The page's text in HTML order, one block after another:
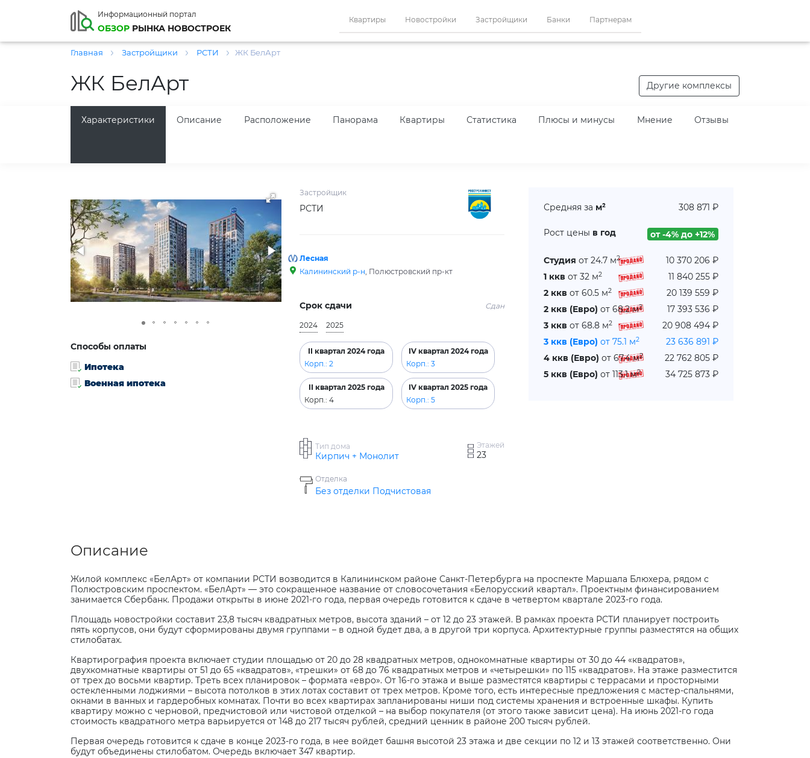
Информационный портал
ОБЗОР РЫНКА НОВОСТРОЕК
Квартиры Новостройки Застройщики Банки Партнерам
Главная Застройщики РСТИ ЖК БелАрт
ЖК БелАрт Другие комплексы
Характеристики Описание Расположение Панорама Квартиры Статистика Плюсы и минусы Мнение Отзывы
Способы оплаты
Ипотека
Военная ипотека
Застройщик
РСТИ
Лесная
Калининский р-н, Полюстровский пр-кт
Срок сдачи Сдан
2024 2025
II квартал 2024 года
Корп.: 2
IV квартал 2024 года
Корп.: 3
II квартал 2025 года
Корп.: 4
IV квартал 2025 года
Корп.: 5
Тип дома
Кирпич + Монолит
Этажей
23
Отделка
Без отделки Подчистовая
Средняя за м² 308 871 ₽
Рост цены в год от -4% до +12%
Студия от 24.7 м2
10 370 206 ₽
1 ккв от 32 м2
11 840 255 ₽
2 ккв от 60.5 м2
20 139 559 ₽
2 ккв (Евро) от 68.2 м2
17 393 536 ₽
3 ккв от 68.8 м2
20 908 494 ₽
3 ккв (Евро) от 75.1 м2
23 636 891 ₽
4 ккв (Евро) от 67.4 м2
22 762 805 ₽
5 ккв (Евро) от 113.1 м2 34 725 873 ₽
Описание
Жилой комплекс «БелАрт» от компании РСТИ возводится в Калининском районе Санкт-Петербурга на проспекте Маршала Блюхера, рядом с
Полюстровским проспектом. «БелАрт» — это сокращенное название от словосочетания «Белорусский квартал». Проектным финансированием
занимается Сбербанк. Продажи открыты в июне 2021-го года, первая очередь готовится к сдаче в четвертом квартале 2023-го года.
Площадь новостройки составит 23,8 тысяч квадратных метров, высота зданий – от 12 до 23 этажей. В рамках проекта РСТИ планирует построить
пять корпусов, они будут сформированы двумя группами – в одной будет два, а в другой три корпуса. Архитектурные группы разместятся на общих
стилобатах.
Квартирография проекта включает студии площадью от 20 до 28 квадратных метров, однокомнатные квартиры от 30 до 44 «квадратов»,
двухкомнатные квартиры от 51 до 65 «квадратов», «трешки» от 68 до 76 квадратных метров и «четырешки» по 115 «квадратов». На этаже разместится
от трех до восьми квартир. Треть всех планировок – формата «евро». От 16-го этажа и выше разместятся квартиры с террасами и просторными
остекленными лоджиями – высота потолков в этих лотах составит от трех метров. Кроме того, есть интересные предложения с мастер-спальнями,
окнами в ванных и гардеробных комнатах. Почти во всех квартирах запланированы ниши под системы хранения и встроенные шкафы. Купить
квартиру можно с черновой, предчистовой или чистовой отделкой – на выбор покупателя (от этого также зависит цена). На июнь 2021-го года
стоимость квадратного метра варьируется от 148 до 217 тысяч рублей, средний ценник в районе 200 тысяч рублей.
Первая очередь готовится к сдаче в конце 2023-го года, в нее войдет башня высотой 23 этажа и две секции по 12 и 13 этажей соответственно. Они
будут объединены стилобатом. Очередь включает 347 квартир.